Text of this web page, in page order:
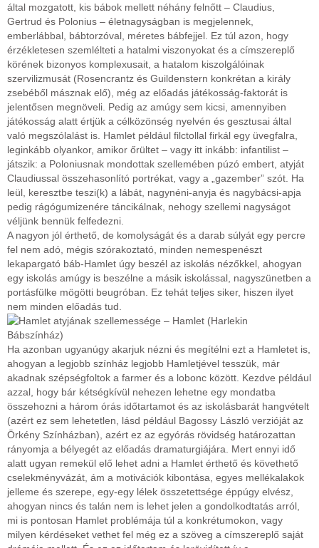
által mozgatott, kis bábok mellett néhány felnőtt – Claudius,
Gertrud és Polonius – életnagyságban is megjelennek,
emberlábbal, bábtorzóval, méretes bábfejjel. Ez túl azon, hogy
érzékletesen szemlélteti a hatalmi viszonyokat és a címszereplő
körének bizonyos komplexusait, a hatalom kiszolgálóinak
szervilizmusát (Rosencrantz és Guildenstern konkrétan a király
zsebéből másznak elő), még az előadás játékosság-faktorát is
jelentősen megnöveli. Pedig az amúgy sem kicsi, amennyiben
játékosság alatt értjük a célközönség nyelvén és gesztusai által
való megszólalást is. Hamlet például filctollal firkál egy üvegfalra,
leginkább olyankor, amikor őrültet – vagy itt inkább: infantilist –
játszik: a Poloniusnak mondottak szellemében púzó embert, atyját
Claudiussal összehasonlító portrékat, vagy a „gazember” szót. Ha
leül, keresztbe teszi(k) a lábát, nagynéni-anyja és nagybácsi-apja
pedig rágógumizenére táncikálnak, nehogy szellemi nagyságot
véljünk bennük felfedezni.
A nagyon jól érthető, de komolyságát és a darab súlyát egy percre
fel nem adó, mégis szórakoztató, minden nemespenészt
lekapargató báb-Hamlet úgy beszél az iskolás nézőkkel, ahogyan
egy iskolás amúgy is beszélne a másik iskolással, nagyszünetben a
portásfülke mögötti beugróban. Ez tehát teljes siker, hiszen ilyet
nem minden előadás tud.
Ha azonban ugyanúgy akarjuk nézni és megítélni ezt a Hamletet is,
ahogyan a legjobb színház legjobb Hamletjével tesszük, már
akadnak szépségfoltok a farmer és a lobonc között. Kezdve például
azzal, hogy bár kétségkívül nehezen lehetne egy mondatba
összehozni a három órás időtartamot és az iskolásbarát hangvételt
(azért ez sem lehetetlen, lásd például Bagossy László verzióját az
Örkény Színházban), azért ez az egyórás rövidség határozattan
rányomja a bélyegét az előadás dramaturgiájára. Mert ennyi idő
alatt ugyan remekül elő lehet adni a Hamlet érthető és követhető
cselekményvázát, ám a motivációk kibontása, egyes mellékalakok
jelleme és szerepe, egy-egy lélek összetettsége éppúgy elvész,
ahogyan nincs és talán nem is lehet jelen a gondolkodtatás arról,
mi is pontosan Hamlet problémája túl a konkrétumokon, vagy
milyen kérdéseket vethet fel még ez a szöveg a címszereplő saját